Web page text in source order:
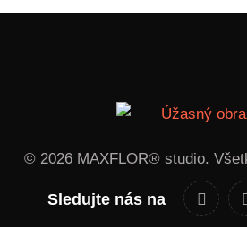
© 2026 MAXFLOR® studio.
Sledujte nás na